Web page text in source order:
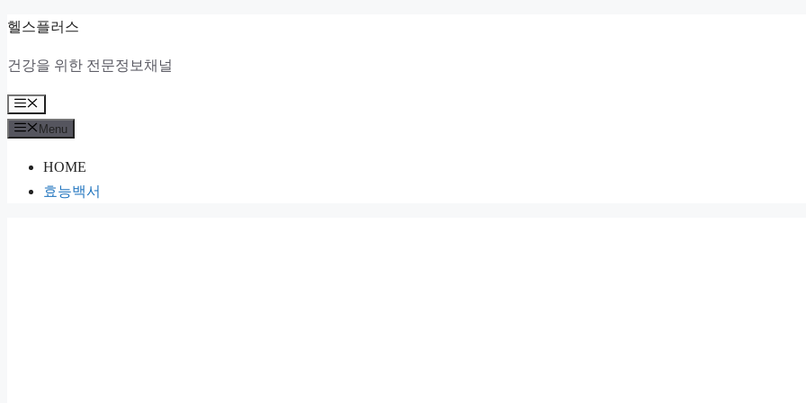
Skip
content
헬스플러스
건강을 위한 전문정보채널
Menu
Menu
HOME
효능백서